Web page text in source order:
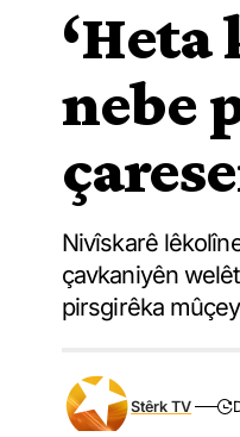
nebe
Nivîskarê
çavkaniyên
pirsgirêka
Stêrk TV